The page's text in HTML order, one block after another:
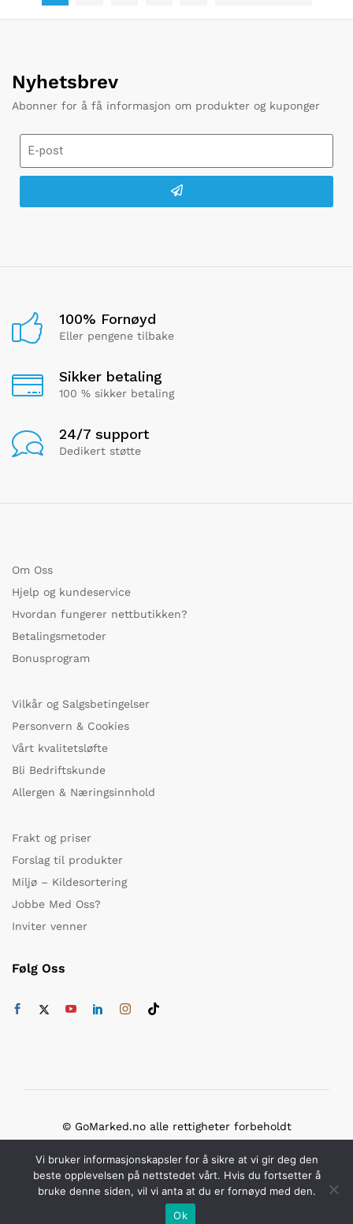
Nyhetsbrev
Abonner for å få informasjon om produkter og kuponger
100% Fornøyd
Eller pengene tilbake
Sikker betaling
100 % sikker betaling
24/7 support
Dedikert støtte
Om Oss
Hjelp og kundeservice
Hvordan fungerer nettbutikken?
Betalingsmetoder
Bonusprogram
Vilkår og Salgsbetingelser
Personvern & Cookies
Vårt kvalitetsløfte
Bli Bedriftskunde
Allergen & Næringsinnhold
Frakt og priser
Forslag til produkter
Miljø – Kildesortering
Jobbe Med Oss?
Inviter venner
Følg Oss
© GoMarked.no alle rettigheter forbeholdt
Vi bruker sikker betaling med
Vi bruker informasjonskapsler for å sikre at vi gir deg den
beste opplevelsen på nettstedet vårt. Hvis du fortsetter å
bruke denne siden, vil vi anta at du er fornøyd med den.
Ok